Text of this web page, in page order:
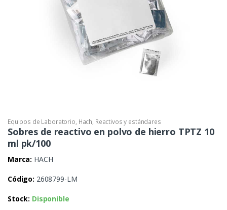
Equipos de Laboratorio, Hach, Reactivos y estándares
Sobres de reactivo en polvo de hierro TPTZ 10
ml pk/100
Marca: HACH
Código: 2608799-LM
Stock: Disponible